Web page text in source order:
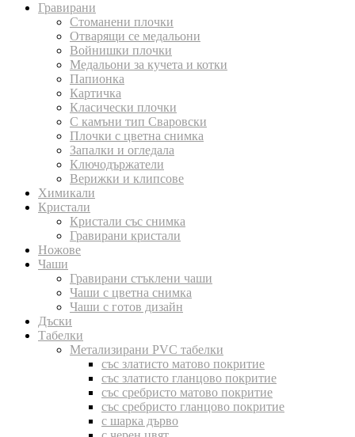
Гравирани
Стоманени плочки
Отварящи се медальони
Войнишки плочки
Медальони за кучета и котки
Папионка
Картичка
Класически плочки
С камъни тип Сваровски
Плочки с цветна снимка
Запалки и огледала
Ключодържатели
Верижки и клипсове
Химикали
Кристали
Кристали със снимка
Гравирани кристали
Ножове
Чаши
Гравирани стъклени чаши
Чаши с цветна снимка
Чаши с готов дизайн
Дъски
Табелки
Метализирани PVC табелки
със златисто матово покритие
със златисто гланцово покритие
със сребристо матово покритие
със сребристо гланцово покритие
с шарка дърво